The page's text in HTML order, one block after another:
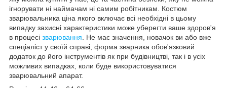
ігнорувати ні наймачам ні самим робітникам. Костюм
зварювальника ціна якого включає всі необхідні в цьому
випадку захисні характеристики може уберегти ваше здоров'я
в процесі зварювання . Не має значення, новачок ви або вже
спеціаліст у своїй справі, форма зварника обов'язковий
додаток до його інструментів як при будівництві, так і в усіх
можливих випадках, коли буде використовуватися
зварювальний апарат.